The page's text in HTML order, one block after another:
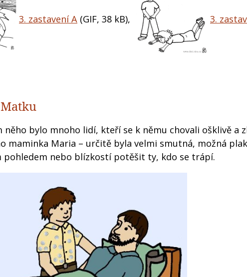
3. zastavení A (GIF, 38 kB), 3.
něho bylo mnoho lidí, kteří se k němu chovali ošklivě a
maminka Maria – určitě byla velmi smutná, možná
pohledem nebo blízkostí potěšit ty, kdo se trápí.